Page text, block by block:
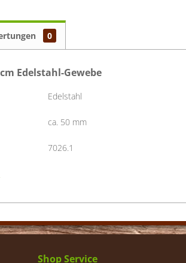
0
Edelstahl-Gewebe
Edelstahl
ca. 50 mm
7026.1
Shop Service